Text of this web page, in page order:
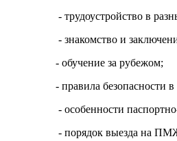
- трудоустройство в
- знакомство и
- обучение за рубежом;
- правила безопасности
- особенности
- порядок выезда на